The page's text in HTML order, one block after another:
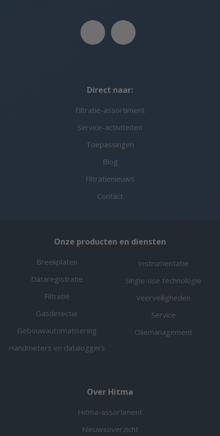
Direct naar:
Filtratie-assortiment
Service-activiteiten
Toepassingen
Blog
Filtratienieuws
Contact
Onze producten en diensten
Breekplaten
Dataregistratie
Filtratie
Gasdetectie
Gebouwautomatisering
Handmeters en dataloggers
Instrumentatie
Single-use technologie
Veerveiligheden
Service
Oliemanagement
Over Hitma
Hitma-assortiment
Nieuwsoverzicht